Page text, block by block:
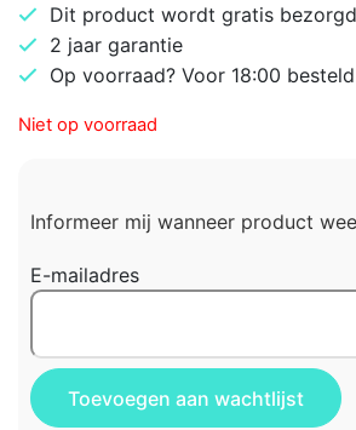
Dit product wordt gratis bezorgd
2 jaar garantie
Op voorraad? Voor 18:00
Niet op voorraad
Informeer mij wanneer product
E-mailadres